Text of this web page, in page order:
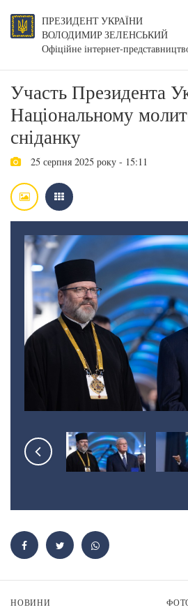
ПРЕЗИДЕНТ УКРАЇНИ
ВОЛОДИМИР ЗЕЛЕНСЬКИЙ
Офіційне інтернет-
Участь Президента
Національному
сніданку
25 серпня 2025 року - 15:11
НОВИНИ